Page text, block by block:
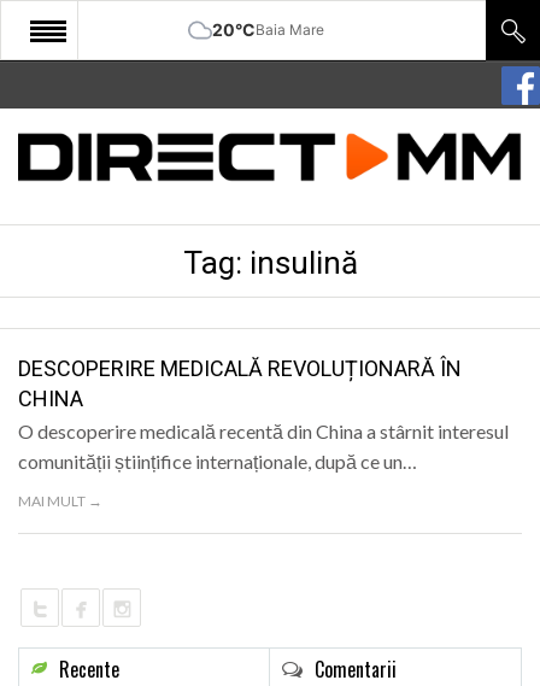
20°CBaia Mare
START
COMUNITATE
SANATATE
SPORT
SPECIAL
POLITIC
Tag: insulină
DESCOPERIRE MEDICALĂ REVOLUȚIONARĂ ÎN
CHINA
O descoperire medicală recentă din China a stârnit interesul
comunității științifice internaționale, după ce un…
MAI MULT →
Recente Comentarii